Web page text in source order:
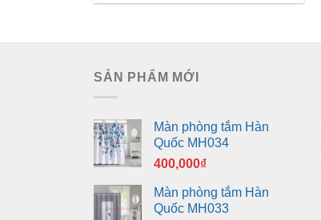
SẢN PHẨM MỚI
Màn phòng tắm Hàn
Quốc MH034
400,000₫
Màn phòng tắm Hàn
Quốc MH033